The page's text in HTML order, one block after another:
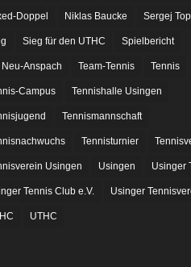
Doppel Niklas Baucke Sergej
Sieg für den UTHC Spielbericht
Neu-Anspach Team-Tennis Tennis
Campus Tennishalle Usingen
Tennismannschaft
Tennisturnier
Usingen Usingen Usinger
Tennis Club e.V. Usinger
UTHC